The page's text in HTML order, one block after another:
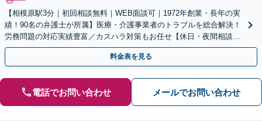
【相模原駅3分｜初回相談無料｜WEB面談可｜1972年創業・長年の実
績！90名の弁護士が所属】医療・介護事業者のトラブルを総合解決！
労務問題の対応実績豊富／カスハラ対策もお任せ【休日・夜間相談可
／忙しい方にも安心の柔軟なサポート体制】
料金表を見る
電話でお問い合わせ メールでお問い合わせ